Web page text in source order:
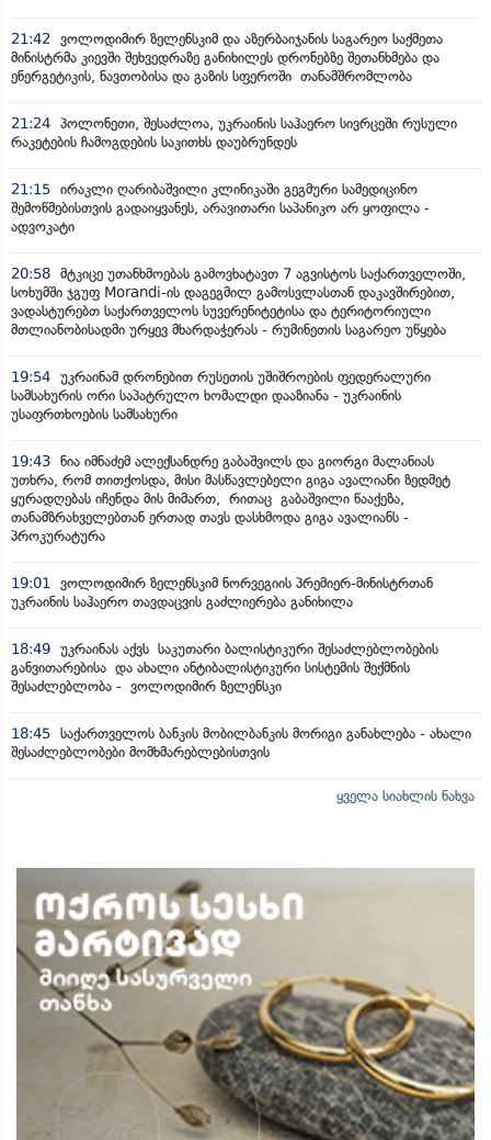
21:42 ვოლოდიმირ ზელენსკიმ და აზერბაიჯანის საგარეო საქმეთა
მინისტრმა კიევში შეხვედრაზე განიხილეს დრონებზე შეთანხმება და
ენერგეტიკის, ნავთობისა და გაზის სფეროში თანამშრომლობა
21:24 პოლონეთი, შესაძლოა, უკრაინის საჰაერო სივრცეში რუსული
რაკეტების ჩამოგდების საკითხს დაუბრუნდეს
21:15 ირაკლი ღარიბაშვილი კლინიკაში გეგმური სამედიცინო
შემოწმებისთვის გადაიყვანეს, არავითარი საპანიკო არ ყოფილა -
ადვოკატი
20:58 მტკიცე უთანხმოებას გამოვხატავთ 7 აგვისტოს საქართველოში,
სოხუმში ჯგუფ Morandi-ის დაგეგმილ გამოსვლასთან დაკავშირებით,
ვადასტურებთ საქართველოს სუვერენიტეტისა და ტერიტორიული
მთლიანობისადმი ურყევ მხარდაჭერას - რუმინეთის საგარეო უწყება
19:54 უკრაინამ დრონებით რუსეთის უშიშროების ფედერალური
სამსახურის ორი საპატრულო ხომალდი დააზიანა - უკრაინის
უსაფრთხოების სამსახური
19:43 ნია იმნაძემ ალექსანდრე გაბაშვილს და გიორგი მალანიას
უთხრა, რომ თითქოსდა, მისი მასწავლებელი გიგა ავალიანი ზედმეტ
ყურადღებას იჩენდა მის მიმართ, რითაც გაბაშვილი წააქეზა,
თანამზრახველებთან ერთად თავს დასხმოდა გიგა ავალიანს -
პროკურატურა
19:01 ვოლოდიმირ ზელენსკიმ ნორვეგიის პრემიერ-მინისტრთან
უკრაინის საჰაერო თავდაცვის გაძლიერება განიხილა
18:49 უკრაინას აქვს საკუთარი ბალისტიკური შესაძლებლობების
განვითარებისა და ახალი ანტიბალისტიკური სისტემის შექმნის
შესაძლებლობა - ვოლოდიმირ ზელენსკი
18:45 საქართველოს ბანკის მობილბანკის მორიგი განახლება - ახალი
შესაძლებლობები მომხმარებლებისთვის
ყველა სიახლის ნახვა